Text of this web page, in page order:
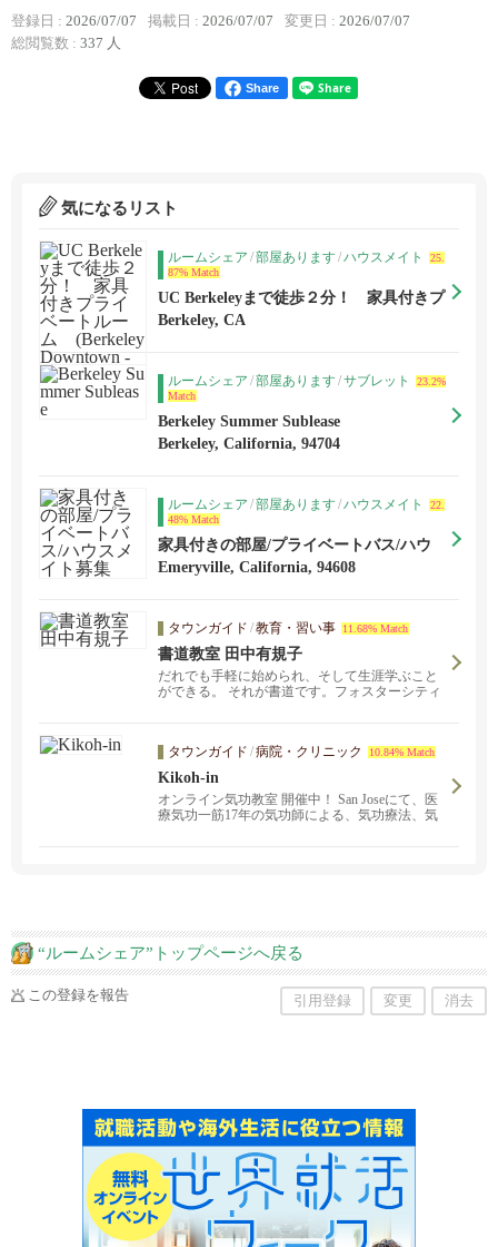
登録日 : 2026/07/07 掲載日 : 2026/07/07 変更日 : 2026/07/07
総閲覧数 : 337 人
Share
気になるリスト
ルームシェア /部屋あります/ハウスメイト
25.
87% Match
UC Berkeleyまで徒歩２分！ 家具付きプ
ライベートルーム (Berkeley Downtown
- 治安のいいNorthside側）
Berkeley, CA
ルームシェア /部屋あります/サブレット
23.2%
Match
Berkeley Summer Sublease
Berkeley, California, 94704
ルームシェア /部屋あります/ハウスメイト
22.
48% Match
家具付きの部屋/プライベートバス/ハウ
スメイト募集
Emeryville, California, 94608
タウンガイド /教育・習い事 11.68% Match
書道教室 田中有規子
だれでも手軽に始められ、そして生涯学ぶこと
ができる。 それが書道です。フォスターシティ
タウンガイド /病院・クリニック 10.84% Match
Kikoh-in
オンライン気功教室 開催中！ San Joseにて、医
療気功一筋17年の気功師による、気功療法、気
“ルームシェア”トップページへ戻る
この登録を報告 引用登録 変更 消去